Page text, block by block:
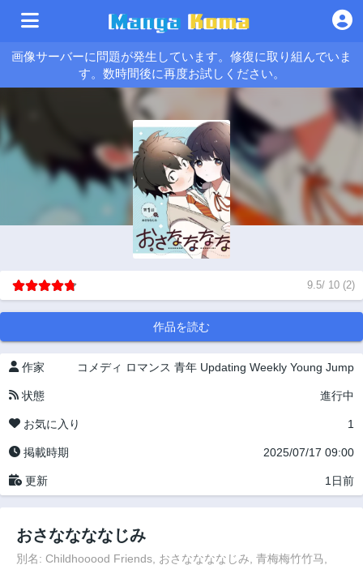
画像サーバーに問題が発生しています。修復に取り組んでいま
す。数時間後に再度お試しください。
9.5/ 10 (2)
作品を読む
作家 コメディ ロマンス 青年 Updating Weekly Young Jump
状態 進行中
お気に入り 1
掲載時期 2025/07/17 09:00
更新 1日前
おさななななじみ
別名: Childhooood Friends, おさななななじみ, 青梅梅竹竹马,